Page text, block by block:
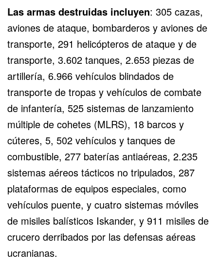
Las armas destruidas incluyen: 305 cazas,
aviones de ataque, bombarderos y aviones de
transporte, 291 helicópteros de ataque y de
transporte, 3.602 tanques, 2.653 piezas de
artillería, 6.966 vehículos blindados de
transporte de tropas y vehículos de combate
de infantería, 525 sistemas de lanzamiento
múltiple de cohetes (MLRS), 18 barcos y
cúteres, 5, 502 vehículos y tanques de
combustible, 277 baterías antiaéreas, 2.235
sistemas aéreos tácticos no tripulados, 287
plataformas de equipos especiales, como
vehículos puente, y cuatro sistemas móviles
de misiles balísticos Iskander, y 911 misiles de
crucero derribados por las defensas aéreas
ucranianas.